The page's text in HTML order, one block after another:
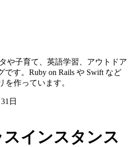
や子育て、英語学習、アウトドア
す。Ruby on Rails や Swift など
を作っています。
日
インスタンス